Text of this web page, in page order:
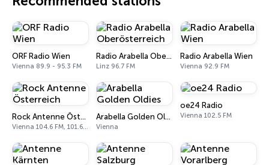
ORF Radio Wien
Vienna 89.9 - 95.3 FM
Radio Arabella Oberösterreich
Linz 96.7 FM
Radio Arabella Wien
Vienna 92.9 FM
Rock Antenne Österreich
Vienna 104.6 FM, 101.6 FM
Arabella Golden Oldies
Vienna
oe24 Radio
Vienna 102.5 FM